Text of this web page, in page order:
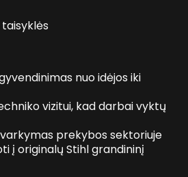
nuo idėjos iki
vizitui, kad darbai vyktų
prekybos sektoriuje
į originalų Stihl grandininį